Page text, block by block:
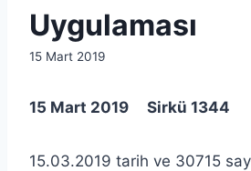
Uygulaması
By
15 Mart 2019
15 Mart 2019 Sirkü 1344
15.03.2019 tarih ve 30715